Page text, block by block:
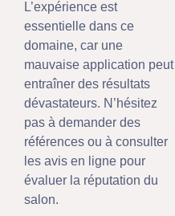
L’expérience est
essentielle dans ce
domaine, car une
mauvaise application peut
entraîner des résultats
dévastateurs. N’hésitez
pas à demander des
références ou à consulter
les avis en ligne pour
évaluer la réputation du
salon.